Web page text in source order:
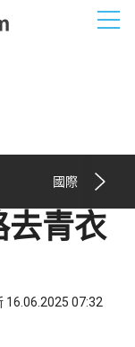
國際
去青衣
16.06.2025 07:32